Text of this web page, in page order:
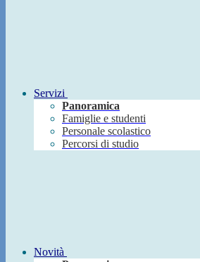
Servizi
Panoramica
Famiglie e studenti
Personale scolastico
Percorsi di studio
Novità